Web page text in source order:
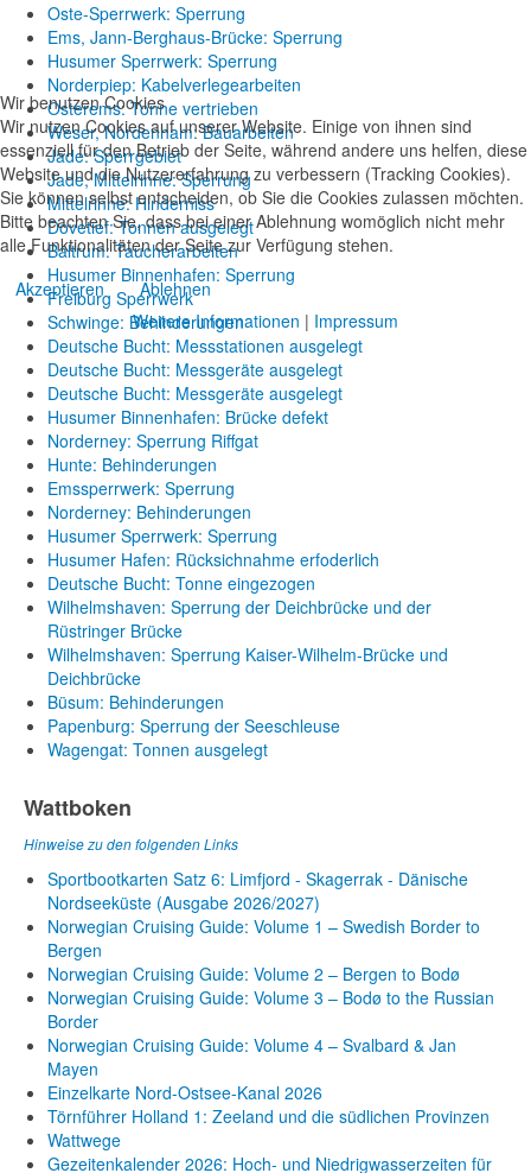
Oste-Sperrwerk: Sperrung
Ems, Jann-Berghaus-Brücke: Sperrung
Husumer Sperrwerk: Sperrung
Norderpiep: Kabelverlegearbeiten
Osterems: Tonne vertrieben
Weser, Nordenham: Bauarbeiten
Jade: Sperrgebiet
Jade, Mittelrinne: Sperrung
Mittelrinne: Hinderniss
Dovetief: Tonnen ausgelegt
Baltrum: Taucherarbeiten
Husumer Binnenhafen: Sperrung
Freiburg Sperrwerk
Schwinge: Behinderungen
Deutsche Bucht: Messstationen ausgelegt
Deutsche Bucht: Messgeräte ausgelegt
Deutsche Bucht: Messgeräte ausgelegt
Husumer Binnenhafen: Brücke defekt
Norderney: Sperrung Riffgat
Hunte: Behinderungen
Emssperrwerk: Sperrung
Norderney: Behinderungen
Husumer Sperrwerk: Sperrung
Husumer Hafen: Rücksichnahme erfoderlich
Deutsche Bucht: Tonne eingezogen
Wilhelmshaven: Sperrung der Deichbrücke und der
Rüstringer Brücke
Wilhelmshaven: Sperrung Kaiser-Wilhelm-Brücke und
Deichbrücke
Büsum: Behinderungen
Papenburg: Sperrung der Seeschleuse
Wagengat: Tonnen ausgelegt
Wattboken
Hinweise zu den folgenden Links
Sportbootkarten Satz 6: Limfjord - Skagerrak - Dänische
Nordseeküste (Ausgabe 2026/2027)
Norwegian Cruising Guide: Volume 1 – Swedish Border to
Bergen
Norwegian Cruising Guide: Volume 2 – Bergen to Bodø
Norwegian Cruising Guide: Volume 3 – Bodø to the Russian
Border
Norwegian Cruising Guide: Volume 4 – Svalbard & Jan
Mayen
Einzelkarte Nord-Ostsee-Kanal 2026
Törnführer Holland 1: Zeeland und die südlichen Provinzen
Wattwege
Gezeitenkalender 2026: Hoch- und Niedrigwasserzeiten für
Wir benutzen Cookies
Wir nutzen Cookies auf unserer Website. Einige von ihnen sind
essenziell für den Betrieb der Seite, während andere uns helfen, diese
Website und die Nutzererfahrung zu verbessern (Tracking Cookies).
Sie können selbst entscheiden, ob Sie die Cookies zulassen möchten.
Bitte beachten Sie, dass bei einer Ablehnung womöglich nicht mehr
alle Funktionalitäten der Seite zur Verfügung stehen.
Akzeptieren
Ablehnen
Weitere Informationen | Impressum